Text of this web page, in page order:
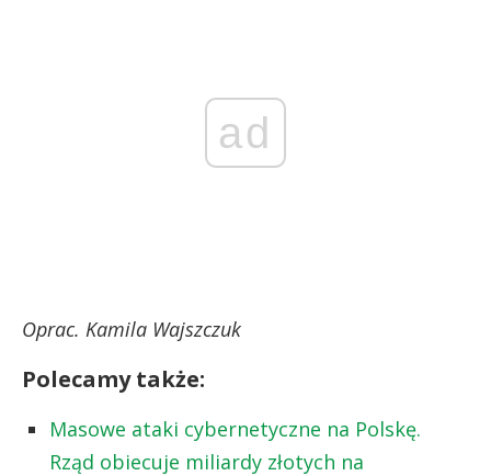
ad
Oprac. Kamila Wajszczuk
Polecamy także:
Masowe ataki cybernetyczne na Polskę.
Rząd obiecuje miliardy złotych na